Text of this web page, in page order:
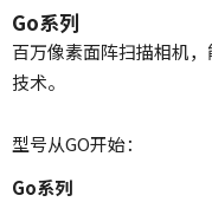
Go系列
百万像素面阵扫描相机
技术。
型号从GO开始：
Go系列